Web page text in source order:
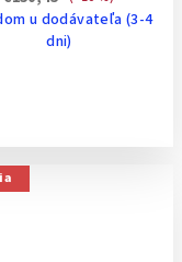
u dodávateľa (3-4
dni)